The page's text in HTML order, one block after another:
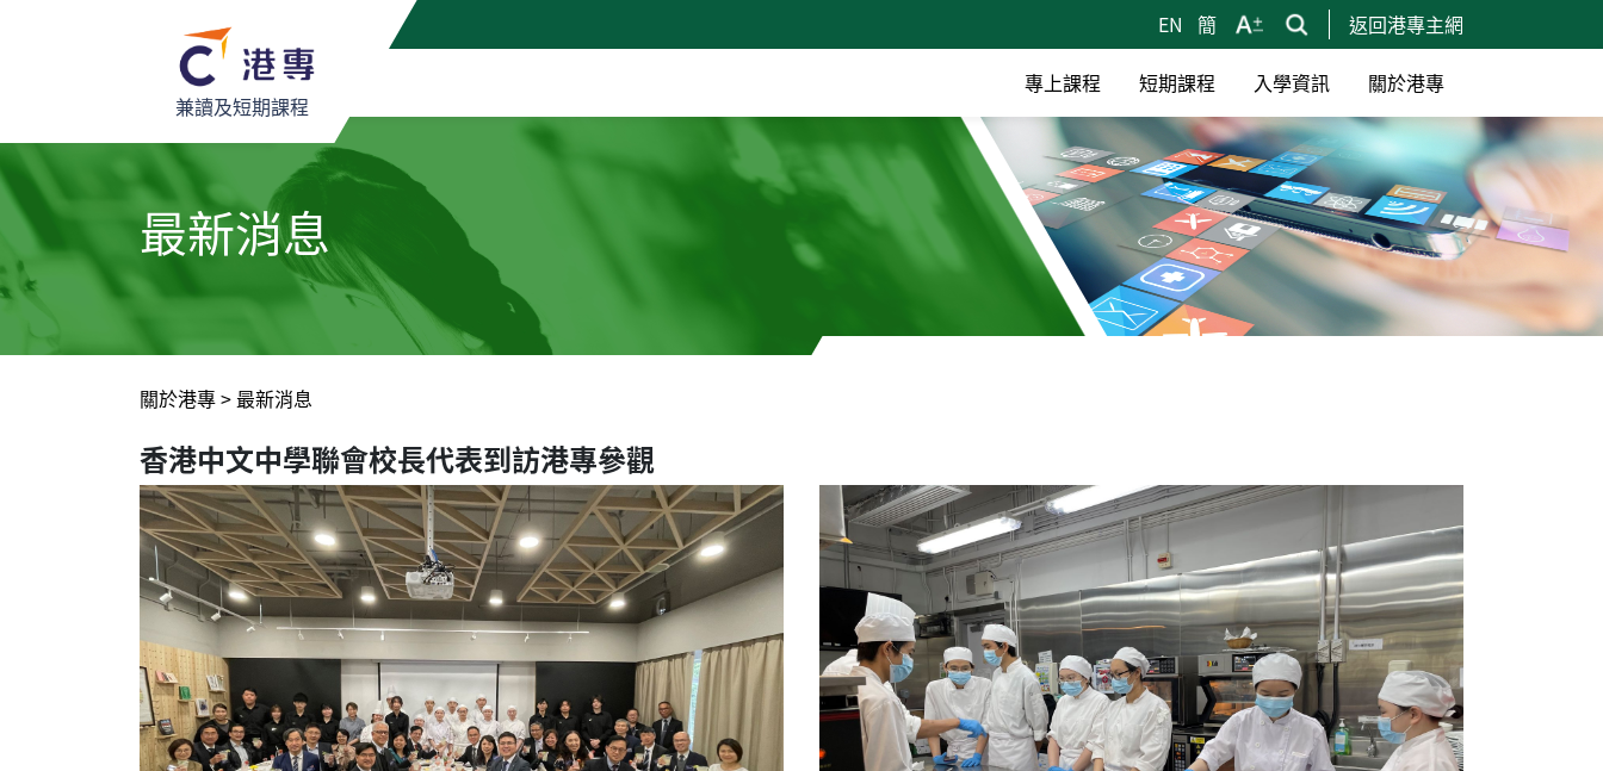
EN 簡 返回港專主網
兼讀及短期課程
專上課程 短期課程 入學資訊 關於港專
最新消息
關於港專> 最新消息
香港中文中學聯會校長代表到訪港專參觀